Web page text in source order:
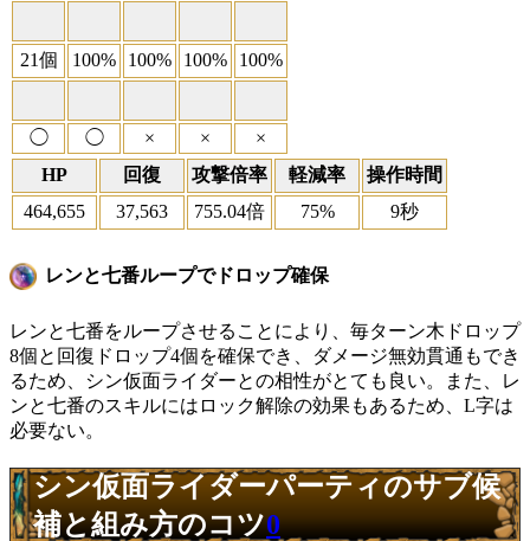
21個 100% 100% 100% 100%
◯ ◯ × ×
×
HP
回復 攻撃倍率 軽減率
操作時間
464,655
37,563 755.04倍 75% 9秒
レンと七番ループでドロップ確保
レンと七番をループさせることにより、毎ターン木ドロップ
8個と回復ドロップ4個を確保でき、ダメージ無効貫通もでき
るため、シン仮面ライダーとの相性がとても良い。また、レ
ンと七番のスキルにはロック解除の効果もあるため、L字は
必要ない。
シン仮面ライダーパーティのサブ候
補と組み方のコツ0